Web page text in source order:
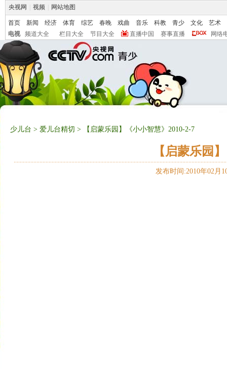
央视网 视频 网站地图
首页 新闻 经济 体育 综艺 春晚 戏曲 音乐 科教 青少 文化
艺术
电视
频道大全 栏目大全 节目大全 直播中国 赛事直播 网络
少儿台 > 爱儿台精切 > 【启蒙乐园】《小小智慧》2010-2-7
【启蒙乐园
发布时间:2010年02月